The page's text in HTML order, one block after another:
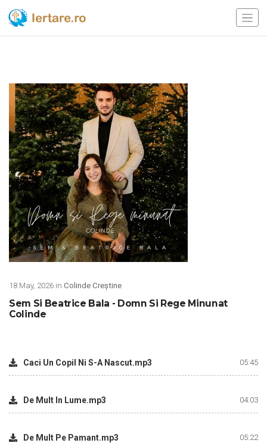
18 May, 2026 in Colinde Creștine
Sem Si Beatrice Bala - Domn Si Rege Minunat
Colinde
Caci Un Copil Ni S-A Nascut.mp3 05:45
De Mult In Lume.mp3 04:03
De Mult Pe Pamant.mp3 05:22